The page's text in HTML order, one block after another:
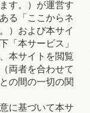
す。）が運営す
る「ここからネ
）および本サイ
「本サービス」
本サイトを閲覧
両者を合わせて
の間の一切の関
に基づいて本サ